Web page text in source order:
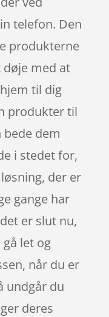
telefon. Den
produkterne
med at
til dig
produkter til
bede dem
i stedet for,
der er
gange har
er slut nu,
let og
når du er
undgår du
deres